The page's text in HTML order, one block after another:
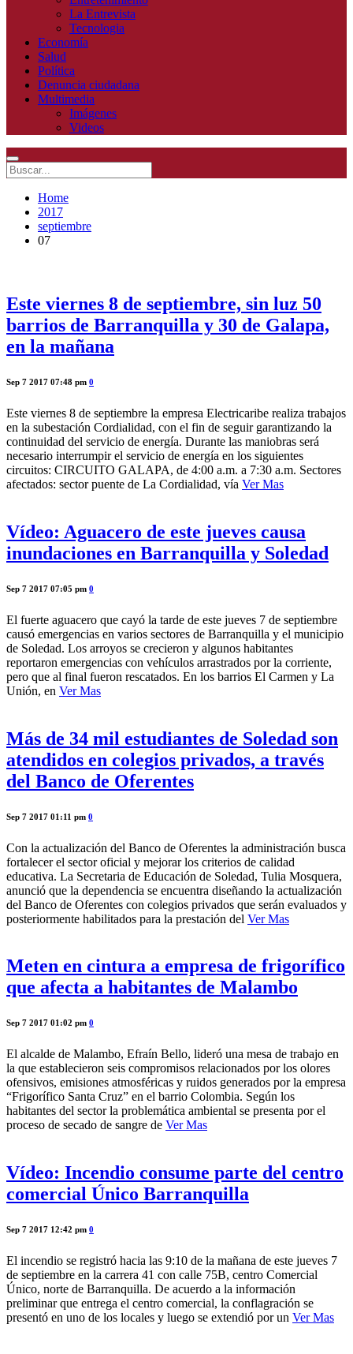
La Entrevista
Tecnologia
Economía
Salud
Política
Denuncia ciudadana
Multimedia
Imágenes
Videos
Home
2017
septiembre
07
Este viernes 8 de septiembre, sin luz 50
barrios de Barranquilla y 30 de Galapa,
en la mañana
Sep 7 2017 07:48 pm 0
Este viernes 8 de septiembre la empresa Electricaribe realiza trabajos
en la subestación Cordialidad, con el fin de seguir garantizando la
continuidad del servicio de energía. Durante las maniobras será
necesario interrumpir el servicio de energía en los siguientes
circuitos: CIRCUITO GALAPA, de 4:00 a.m. a 7:30 a.m. Sectores
afectados: sector puente de La Cordialidad, vía Ver Mas
Vídeo: Aguacero de este jueves causa
inundaciones en Barranquilla y Soledad
Sep 7 2017 07:05 pm 0
El fuerte aguacero que cayó la tarde de este jueves 7 de septiembre
causó emergencias en varios sectores de Barranquilla y el municipio
de Soledad. Los arroyos se crecieron y algunos habitantes
reportaron emergencias con vehículos arrastrados por la corriente,
pero que al final fueron rescatados. En los barrios El Carmen y La
Unión, en Ver Mas
Más de 34 mil estudiantes de Soledad son
atendidos en colegios privados, a través
del Banco de Oferentes
Sep 7 2017 01:11 pm 0
Con la actualización del Banco de Oferentes la administración busca
fortalecer el sector oficial y mejorar los criterios de calidad
educativa. La Secretaria de Educación de Soledad, Tulia Mosquera,
anunció que la dependencia se encuentra diseñando la actualización
del Banco de Oferentes con colegios privados que serán evaluados y
posteriormente habilitados para la prestación del Ver Mas
Meten en cintura a empresa de frigorífico
que afecta a habitantes de Malambo
Sep 7 2017 01:02 pm 0
El alcalde de Malambo, Efraín Bello, lideró una mesa de trabajo en
la que establecieron seis compromisos relacionados por los olores
ofensivos, emisiones atmosféricas y ruidos generados por la empresa
“Frigorífico Santa Cruz” en el barrio Colombia. Según los
habitantes del sector la problemática ambiental se presenta por el
proceso de secado de sangre de Ver Mas
Vídeo: Incendio consume parte del centro
comercial Único Barranquilla
Sep 7 2017 12:42 pm 0
El incendio se registró hacia las 9:10 de la mañana de este jueves 7
de septiembre en la carrera 41 con calle 75B, centro Comercial
Único, norte de Barranquilla. De acuerdo a la información
preliminar que entrega el centro comercial, la conflagración se
presentó en uno de los locales y luego se extendió por un Ver Mas